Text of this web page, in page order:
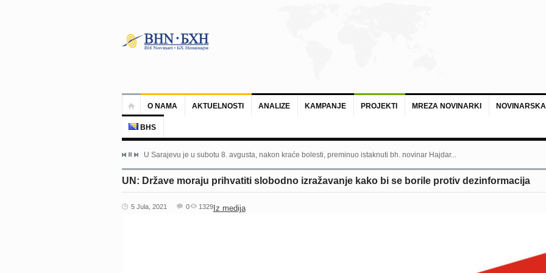
O NAMA AKTUELNOSTI ANALIZE KAMPANJE PROJEKTI MREZA NOVINARKI
BHS
U Sarajevu je u subotu 8. avgusta, nakon kraće bolesti, preminuo istaknuti bh. novinar Hajdar...
UN: Države moraju prihvatiti slobodno izražavanje kako bi se borile protiv dezinformacija
5 Jula, 2021 Iz medija
0 1329